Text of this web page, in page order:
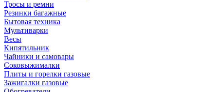
Тросы и ремни
Резинки багажные
Бытовая техника
Мультиварки
Весы
Кипятильник
Чайники и самовары
Соковыжималки
Плиты и горелки газовые
Зажигалки газовые